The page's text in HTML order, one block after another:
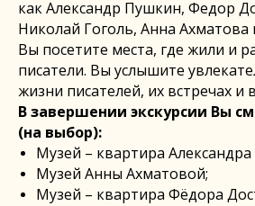
как Александр Пушкин, Федор
Николай Гоголь, Анна Ахматова
Вы посетите места, где жили и
писатели. Вы услышите
жизни писателей, их встречах и
В завершении экскурсии Вы
(на выбор):
Музей – квартира
Музей Анны Ахматовой;
Музей – квартира Фёдора